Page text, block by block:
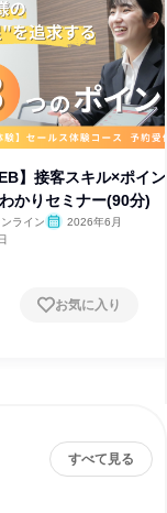
】接客スキル×ポイ
かりセミナー(90分)
ンライン
2026年6月
お気に入り
すべて見る